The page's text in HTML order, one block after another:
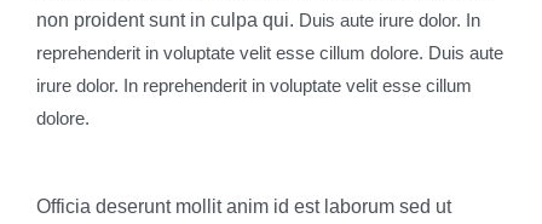
non proident sunt in culpa qui. Duis aute irure dolor. In
reprehenderit in voluptate velit esse cillum dolore. Duis aute
irure dolor. In reprehenderit in voluptate velit esse cillum
dolore.
Officia deserunt mollit anim id est laborum sed ut